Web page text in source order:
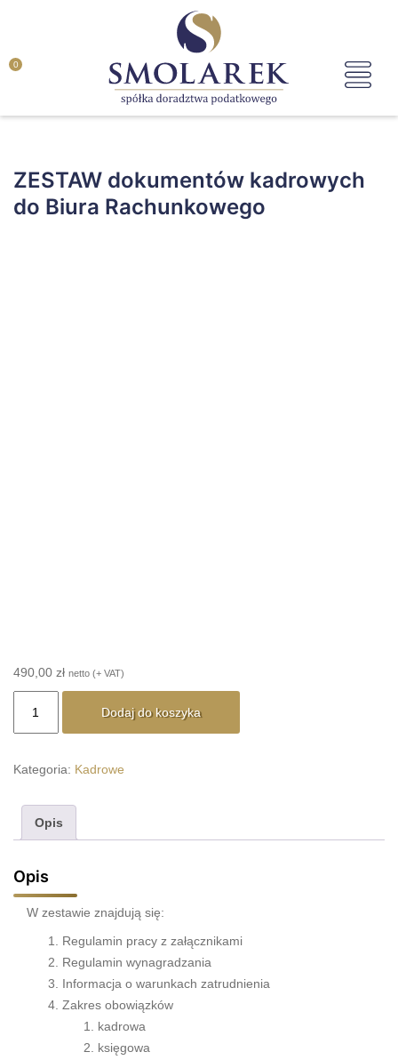
0
ZESTAW dokumentów kadrowych
do Biura Rachunkowego
490,00 zł netto (+ VAT)
kadrowych
Biura
Rachunkowego
Dodaj do koszyka
Kategoria: Kadrowe
Opis
Opis
W zestawie znajdują się:
Regulamin pracy z załącznikami
Regulamin wynagradzania
Informacja o warunkach zatrudnienia
Zakres obowiązków
kadrowa
księgowa